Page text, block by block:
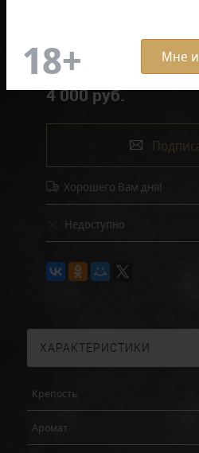
Мне
4 000 руб.
Хорошего Вам дня!
Недоступно
ХАРАКТЕРИСТИКИ
Крепость
Аромат